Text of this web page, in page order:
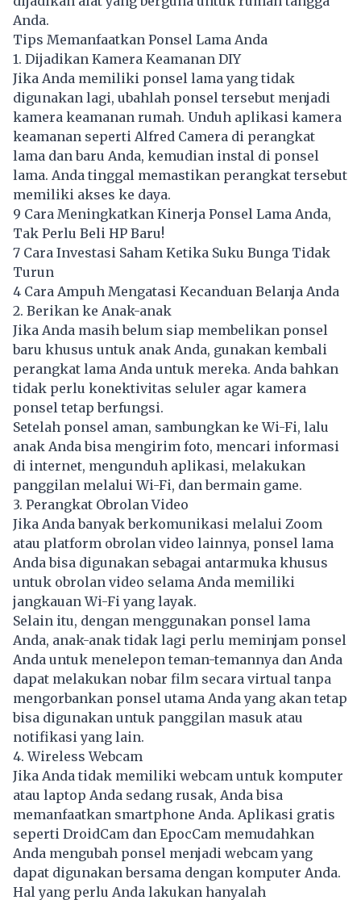
Anda.
Tips Memanfaatkan Ponsel Lama Anda
1. Dijadikan Kamera Keamanan DIY
Jika Anda memiliki ponsel lama yang tidak
digunakan lagi, ubahlah ponsel tersebut menjadi
kamera keamanan rumah. Unduh aplikasi kamera
keamanan seperti Alfred Camera di perangkat
lama dan baru Anda, kemudian instal di ponsel
lama. Anda tinggal memastikan perangkat tersebut
memiliki akses ke daya.
9 Cara Meningkatkan Kinerja Ponsel Lama Anda,
Tak Perlu Beli HP Baru!
7 Cara Investasi Saham Ketika Suku Bunga Tidak
Turun
4 Cara Ampuh Mengatasi Kecanduan Belanja Anda
2. Berikan ke Anak-anak
Jika Anda masih belum siap membelikan ponsel
baru khusus untuk anak Anda, gunakan kembali
perangkat lama Anda untuk mereka. Anda bahkan
tidak perlu konektivitas seluler agar kamera
ponsel tetap berfungsi.
Setelah ponsel aman, sambungkan ke Wi-Fi, lalu
anak Anda bisa mengirim foto, mencari informasi
di internet, mengunduh aplikasi, melakukan
panggilan melalui Wi-Fi, dan bermain game.
3. Perangkat Obrolan Video
Jika Anda banyak berkomunikasi melalui Zoom
atau platform obrolan video lainnya, ponsel lama
Anda bisa digunakan sebagai antarmuka khusus
untuk obrolan video selama Anda memiliki
jangkauan Wi-Fi yang layak.
Selain itu, dengan menggunakan ponsel lama
Anda, anak-anak tidak lagi perlu meminjam ponsel
Anda untuk menelepon teman-temannya dan Anda
dapat melakukan nobar film secara virtual tanpa
mengorbankan ponsel utama Anda yang akan tetap
bisa digunakan untuk panggilan masuk atau
notifikasi yang lain.
4. Wireless Webcam
Jika Anda tidak memiliki webcam untuk komputer
atau laptop Anda sedang rusak, Anda bisa
memanfaatkan smartphone Anda. Aplikasi gratis
seperti DroidCam dan EpocCam memudahkan
Anda mengubah ponsel menjadi webcam yang
dapat digunakan bersama dengan komputer Anda.
Hal yang perlu Anda lakukan hanyalah